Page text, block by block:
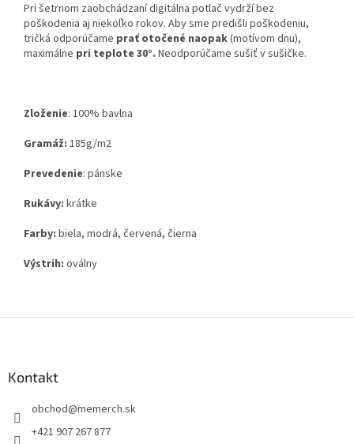
Pri šetrnom zaobchádzaní digitálna potlač vydrží bez
poškodenia aj niekoľko rokov. Aby sme predišli poškodeniu,
tričká odporúčame prať otočené naopak(motívom dnu),
maximálne pri teplote 30°. Neodporúčame sušiť v sušičke.
Zloženie: 100% bavlna
Gramáž: 185g/m2
Prevedenie: pánske
Rukávy: krátke
Farby: biela, modrá, červená, čierna
Výstrih: oválny
Kontakt
obchod@memerch.sk
+421 907 267 877